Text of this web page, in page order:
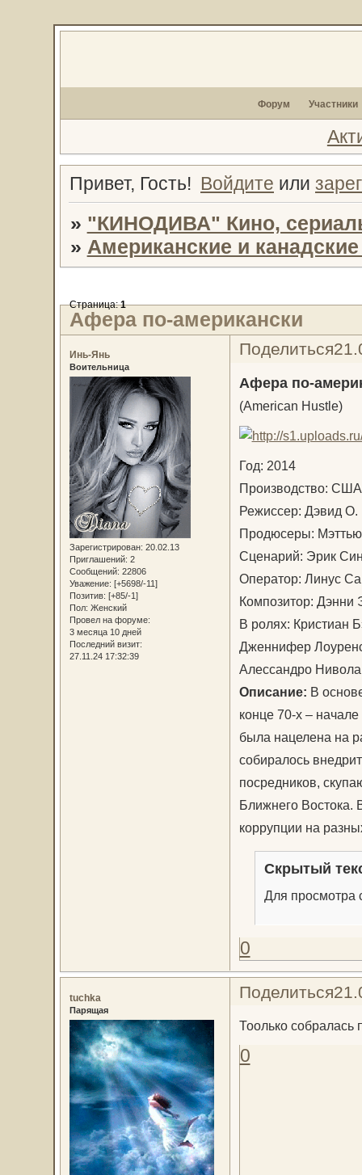
Форум Участники
Привет, Гость! Войдите или
» "КИНОДИВА" Кино,
» Американские и
Афера по-американски
Страница:1
Поделиться
Инь-Янь
Воительница
Зарегистрирован: 20.02.13
Приглашений: 2
Сообщений: 22806
Уважение: [+5698/-11]
Позитив: [+85/-1]
Пол: Женский
Провел на форуме:
3 месяца 10 дней
Последний визит:
27.11.24 17:32:39
Афера по-
(American Hustle)
Год: 2014
Производство:
Режиссер: Дэвид
Продюсеры:
Сценарий: Эрик
Оператор: Линус
Композитор:
В ролях: Кристиан
Дженнифер
Алессандро
Описание: В
конце 70-х –
была нацелена на
собиралось
посредников,
Ближнего Востока.
коррупции на
Скрытый
Для просмотра
0
Поделиться
tuchka
Парящая
Тоолько собралась
0